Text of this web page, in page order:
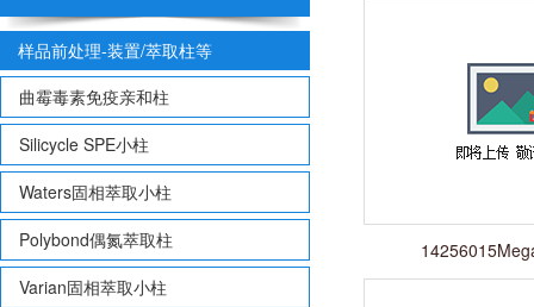
样品前处理-装置/萃取柱等
曲霉毒素免疫亲和柱
Silicycle SPE小柱
Waters固相萃取小柱
Polybond偶氮萃取柱
Varian固相萃取小柱